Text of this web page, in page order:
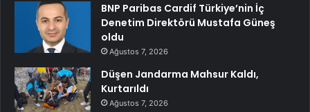
BNP Paribas Cardif Türkiye’nin İç
Denetim Direktörü Mustafa Güneş
oldu
Ağustos 7, 2026
Düşen Jandarma Mahsur Kaldı,
Kurtarıldı
Ağustos 7, 2026